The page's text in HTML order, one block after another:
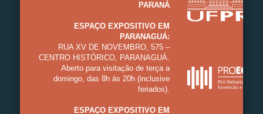
PARANÁ
ESPAÇO EXPOSITIVO EM
PARANAGUÁ:
RUA XV DE NOVEMBRO, 575 –
CENTRO HISTÓRICO, PARANAGUÁ.
Aberto para visitação de terça a
domingo, das 8h às 20h (inclusive
feriados).
ESPAÇO EXPOSITIVO EM